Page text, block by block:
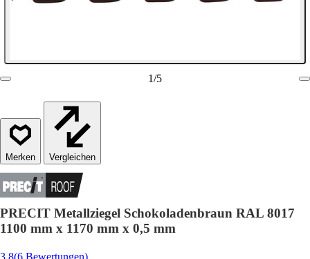
1/5
Vergleichen
PRECIT Metallziegel Schokoladenbraun RAL 8017
1100 mm x 1170 mm x 0,5 mm
3.8(6 Bewertungen)